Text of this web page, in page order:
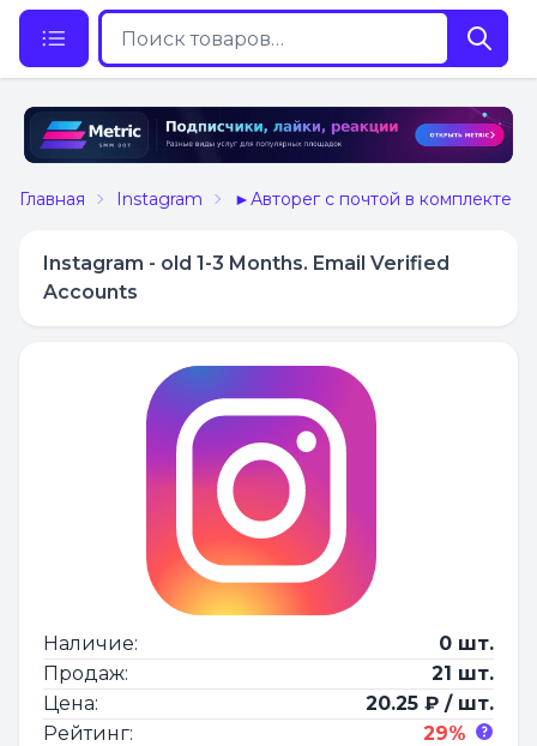
Главная Instagram ►Авторег с почтой в комплекте
Instagram - old 1-3 Months. Email Verified
Accounts
Наличие:
0 шт.
Продаж:
21 шт.
Цена:
20.25 ₽ / шт.
Рейтинг:
29%